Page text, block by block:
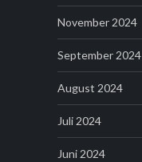
November 2024
September 2024
August 2024
Juli 2024
Juni 2024